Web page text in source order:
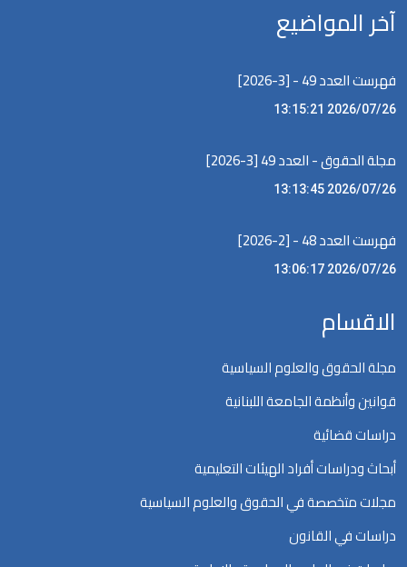
آخر المواضيع
فهرست العدد 49 - [3-2026]
2026/07/26 13:15:21
مجلة الحقوق - العدد 49 [3-2026]
2026/07/26 13:13:45
فهرست العدد 48 - [2-2026]
2026/07/26 13:06:17
الاقسام
مجلة الحقوق والعلوم السياسية
قوانين وأنظمة الجامعة اللبنانية
دراسات قضائية
أبحاث ودراسات أفراد الهيئات التعليمية
مجلات متخصصة في الحقوق والعلوم السياسية
دراسات في القانون